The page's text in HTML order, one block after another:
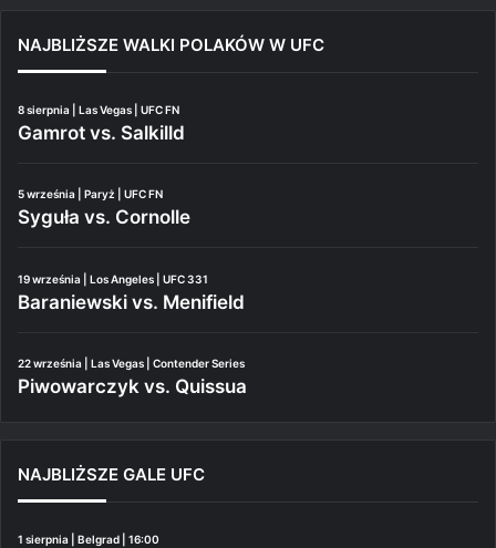
NAJBLIŻSZE WALKI POLAKÓW W UFC
8 sierpnia | Las Vegas | UFC FN
Gamrot vs. Salkilld
5 września | Paryż | UFC FN
Syguła vs. Cornolle
19 września | Los Angeles | UFC 331
Baraniewski vs. Menifield
22 września | Las Vegas | Contender Series
Piwowarczyk vs. Quissua
NAJBLIŻSZE GALE UFC
1 sierpnia | Belgrad | 16:00